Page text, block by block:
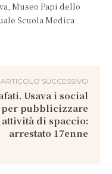
Museo Papi dello
Scuola Medica
ARTICOLO SUCCESSIVO
Usava i social
per pubblicizzare
di spaccio:
arrestato 17enne